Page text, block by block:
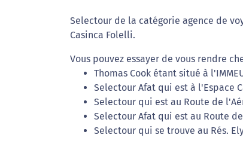
Selectour de la catégorie agence de
Casinca Folelli.
Vous pouvez essayer de vous rendre
Thomas Cook étant situé à
Selectour Afat qui est à l'Espace
Selectour qui est au Route de
Selectour Afat qui est au Route
Selectour qui se trouve au Rés.